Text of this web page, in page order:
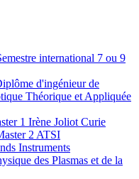
international 7 ou 9
d'ingénieur de
Théorique et Appliquée
1 Irène Joliot Curie
2 ATSI
Instruments
des Plasmas et de la